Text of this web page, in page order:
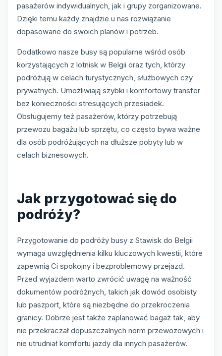
pasażerów indywidualnych, jak i grupy zorganizowane.
Dzięki temu każdy znajdzie u nas rozwiązanie
dopasowane do swoich planów i potrzeb.
Dodatkowo nasze busy są popularne wśród osób
korzystających z lotnisk w Belgii oraz tych, którzy
podróżują w celach turystycznych, służbowych czy
prywatnych. Umożliwiają szybki i komfortowy transfer
bez konieczności stresujących przesiadek.
Obsługujemy też pasażerów, którzy potrzebują
przewozu bagażu lub sprzętu, co często bywa ważne
dla osób podróżujących na dłuższe pobyty lub w
celach biznesowych.
Jak przygotować się do
podróży?
Przygotowanie do podróży busy z Stawisk do Belgii
wymaga uwzględnienia kilku kluczowych kwestii, które
zapewnią Ci spokojny i bezproblemowy przejazd.
Przed wyjazdem warto zwrócić uwagę na ważność
dokumentów podróżnych, takich jak dowód osobisty
lub paszport, które są niezbędne do przekroczenia
granicy. Dobrze jest także zaplanować bagaż tak, aby
nie przekraczał dopuszczalnych norm przewozowych i
nie utrudniał komfortu jazdy dla innych pasażerów.